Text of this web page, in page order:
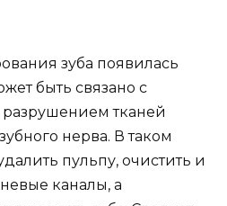
зуба появилась
быть связано с
тканей
нерва. В таком
пульпу, очистить и
каналы, а